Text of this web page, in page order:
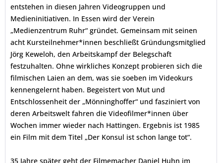
entstehen in diesen Jahren Videogruppen und
Medieninitiativen. In Essen wird der Verein
„Medienzentrum Ruhr“ gründet. Gemeinsam mit seinen
acht Kursteilnehmer*innen beschließt Gründungsmitglied
Jörg Keweloh, den Arbeitskampf der Belegschaft
festzuhalten. Ohne wirkliches Konzept probieren sich die
filmischen Laien an dem, was sie soeben im Videokurs
kennengelernt haben. Begeistert von Mut und
Entschlossenheit der „Mönninghoffer“ und fasziniert von
deren Arbeitswelt fahren die Videofilmer*innen über
Wochen immer wieder nach Hattingen. Ergebnis ist 1985
ein Film mit dem Titel „Der Konsul ist schon lange tot“.
35 Jahre später geht der Filmemacher Daniel Huhn im